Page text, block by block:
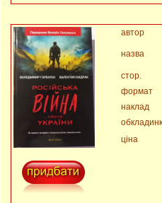
автор
назва
стор.
формат
наклад
ціна